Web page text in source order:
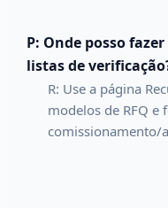
P: Onde posso
listas de
R: Use a página
modelos de RFQ e
comissionamento/